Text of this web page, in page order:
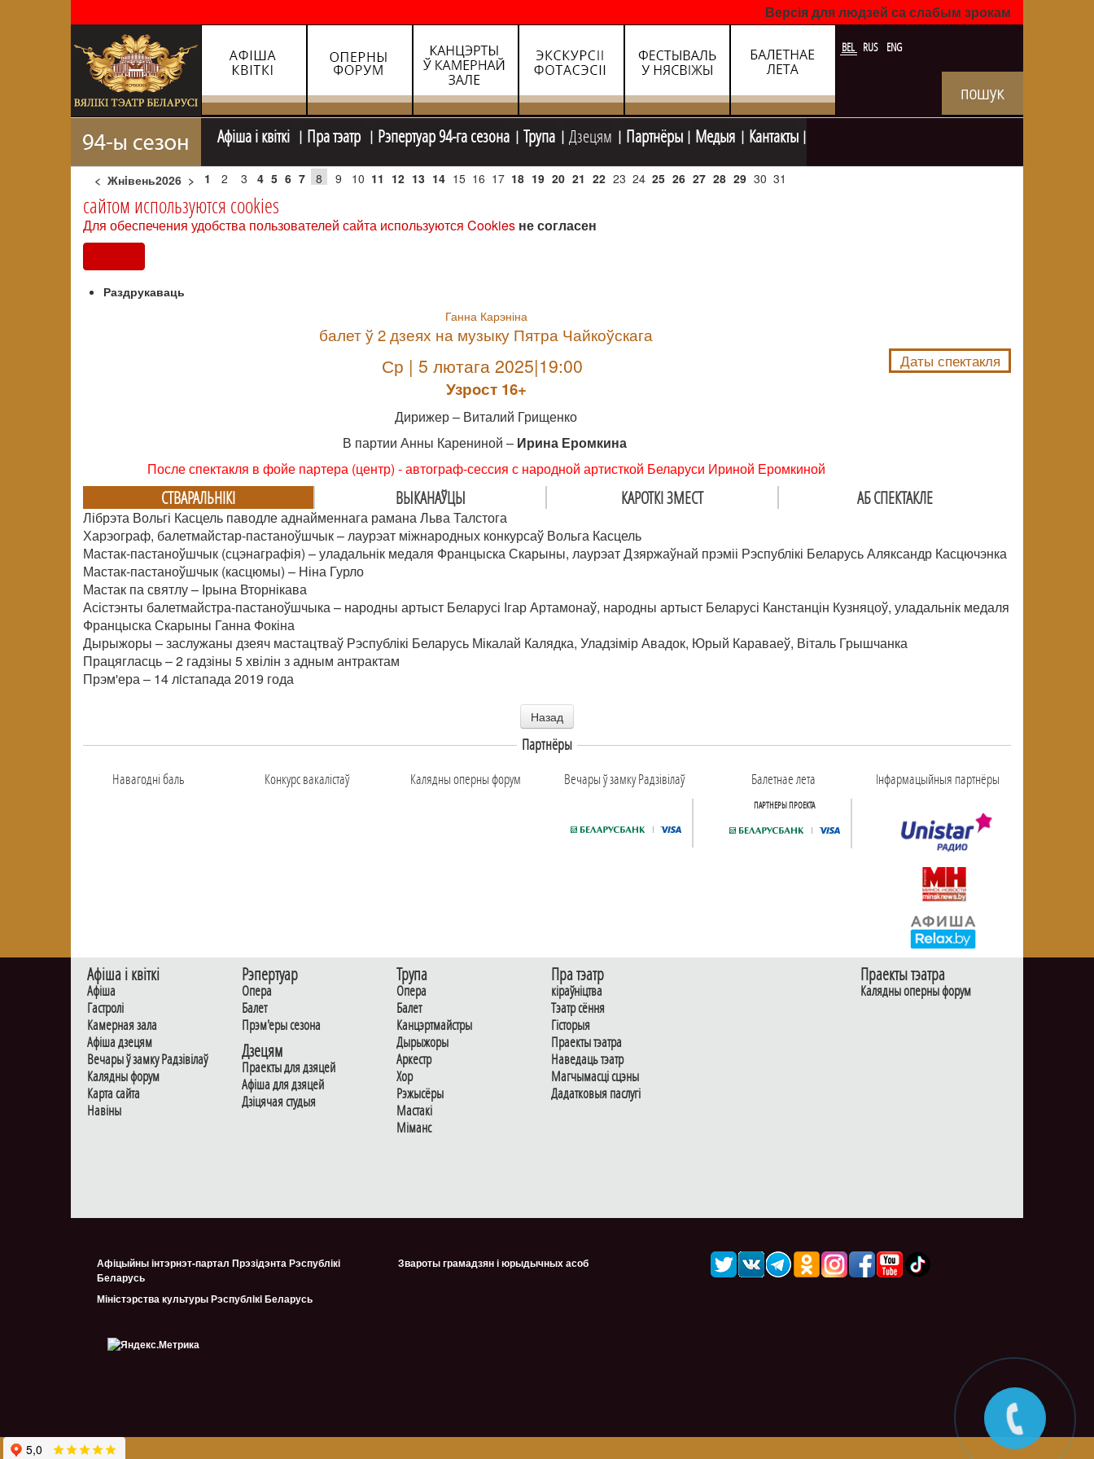
Версія для людзей са слабым зрокам
BEL RUS ENG
Афiша i квiткi Пра тэатр Рэпертуар 94-га сезона Трупа Дзецям Партнёры Медыя Кантакты
< Жнiвень2026 > 1 2 3 4 5 6 7 8 9 10 11 12 13 14 15 16 17 18 19 20 21 22 23 24 25 26 27 28 29 30 31
сайтом используются cookies
Для обеспечения удобства пользователей сайта используются Cookies не согласен
Раздрукаваць
Ганна Карэніна
балет ў 2 дзеях на музыку Пятра Чайкоўскага
Ср | 5 лютага 2025|19:00
Узрoст 16+
Дирижер – Виталий Грищенко
В партии Анны Карениной – Ирина Еромкина
После спектакля в фойе партера (центр) - автограф-сессия с народной артисткой Беларуси Ириной Еромкиной
Даты спектакля
СТВАРАЛЬНIКI ВЫКАНАЎЦЫ КАРОТКІ ЗМЕСТ АБ СПЕКТАКЛЕ
Лібрэта Вольгі Касцель паводле аднайменнага рамана Льва Талстога
Харэограф, балетмайстар-пастаноўшчык – лаурэат міжнародных конкурсаў Вольга Касцель
Мастак-пастаноўшчык (сцэнаграфія) – уладальнік медаля Францыска Скарыны, лаурэат Дзяржаўнай прэміі Рэспублікі Беларусь Аляксандр Касцючэнка
Мастак-пастаноўшчык (касцюмы) – Ніна Гурло
Мастак па святлу – Ірына Вторнікава
Асістэнты балетмайстра-пастаноўшчыка – народны артыст Беларусі Ігар Артамонаў, народны артыст Беларусі Канстанцін Кузняцоў, уладальнік медаля
Францыска Скарыны Ганна Фокіна
Дырыжоры – заслужаны дзеяч мастацтваў Рэспублікі Беларусь Мікалай Калядка, Уладзімір Авадок, Юрый Караваеў, Віталь Грышчанка
Працягласць – 2 гадзіны 5 хвілін з адным антрактам
Прэм'ера – 14 лiстапада 2019 года
Назад
Партнёры
Навагоднi баль
Конкурс вакалiстаў Калядны оперны форум Вечары ў замку Радзiвiлаў Балетнае лета
ПАРТНЕРЫ ПРОЕКТА
Інфармацыйныя партнёры
Афiша i квiткi
Афiша
Гастролi
Камерная зала
Афiша дзецям
Вечары ў замку Радзiвiлаў
Калядны форум
Карта сайта
Навiны
Рэпертуар
Опера
Балет
Прэм'еры сезона
Дзецям
Праекты для дзяцей
Афiша для дзяцей
Дзiцячая студыя
Трупа
Опера
Балет
Канцэртмайстры
Дырыжоры
Аркестр
Хор
Рэжысёры
Мастакі
Мiманс
Пра тэатр
кіраўніцтва
Тэатр сёння
Гiсторыя
Праекты тэатра
Наведаць тэатр
Магчымасцi сцэны
Дадаткoвыя паслугi
Праекты тэатра
Калядны оперны форум
Афіцыйны інтэрнэт-партал Прэзідэнта Рэспублікі
Беларусь
Міністэрства культуры Рэспублiкi Беларусь
Звароты грамадзян і юрыдычных асоб